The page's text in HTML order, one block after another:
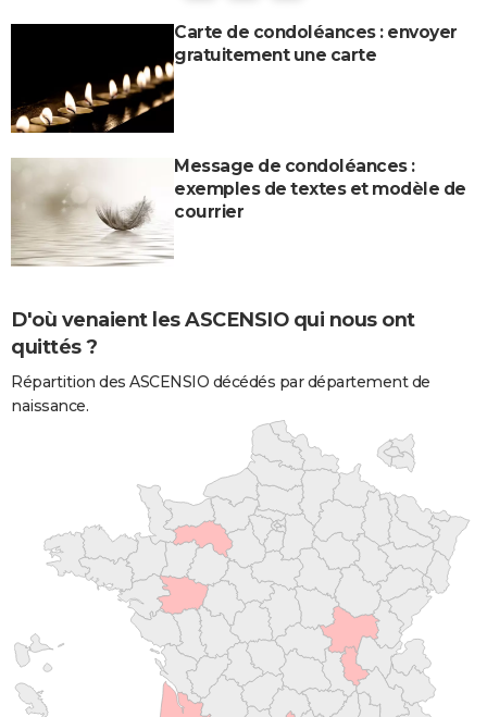
Carte de condoléances : envoyer
gratuitement une carte
Message de condoléances :
exemples de textes et modèle de
courrier
D'où venaient les ASCENSIO qui nous ont
quittés ?
Répartition des ASCENSIO décédés par département de
naissance.